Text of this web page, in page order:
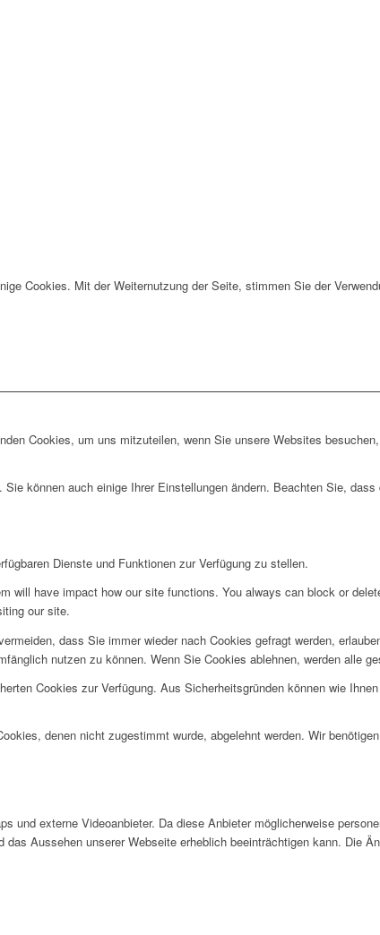
Cookies. Mit der Weiternutzung der Seite, stimmen Sie der
Cookies, um uns mitzuteilen, wenn Sie unsere Websites
können auch einige Ihrer Einstellungen ändern. Beachten Sie,
Dienste und Funktionen zur Verfügung zu stellen.
have impact how our site functions. You always can block or
our site.
dass Sie immer wieder nach Cookies gefragt werden,
nutzen zu können. Wenn Sie Cookies ablehnen, werden alle
Cookies zur Verfügung. Aus Sicherheitsgründen können wie
denen nicht zugestimmt wurde, abgelehnt werden. Wir
und externe Videoanbieter. Da diese Anbieter möglicherweise
Aussehen unserer Webseite erheblich beeinträchtigen kann. Die